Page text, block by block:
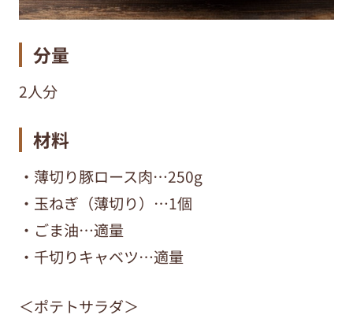
分量
2人分
材料
・薄切り豚ロース肉…250g
・玉ねぎ（薄切り）…1個
・ごま油…適量
・千切りキャベツ…適量
＜ポテトサラダ＞